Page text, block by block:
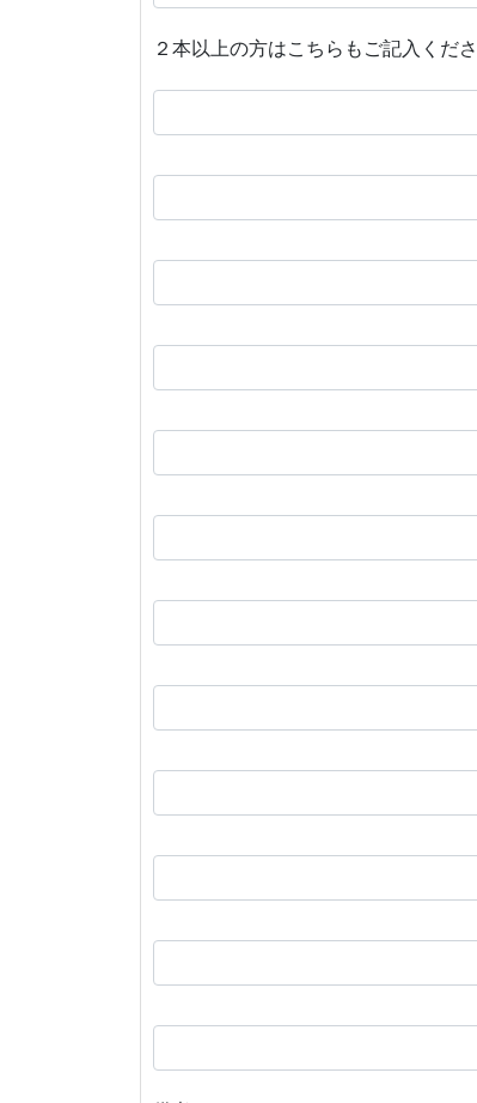
２本以上の方はこちらもご記入くだ